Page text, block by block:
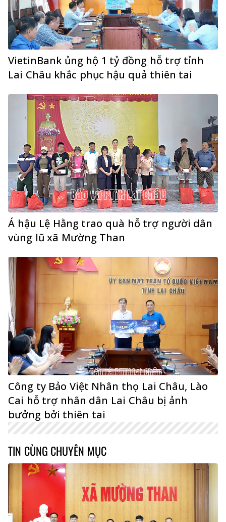
VietinBank ủng hộ 1 tỷ đồng hỗ trợ tỉnh
Lai Châu khắc phục hậu quả thiên tai
Á hậu Lệ Hằng trao quà hỗ trợ người dân
vùng lũ xã Mường Than
Công ty Bảo Việt Nhân thọ Lai Châu, Lào
Cai hỗ trợ nhân dân Lai Châu bị ảnh
bưởng bởi thiên tai
TIN CÙNG CHUYÊN MỤC